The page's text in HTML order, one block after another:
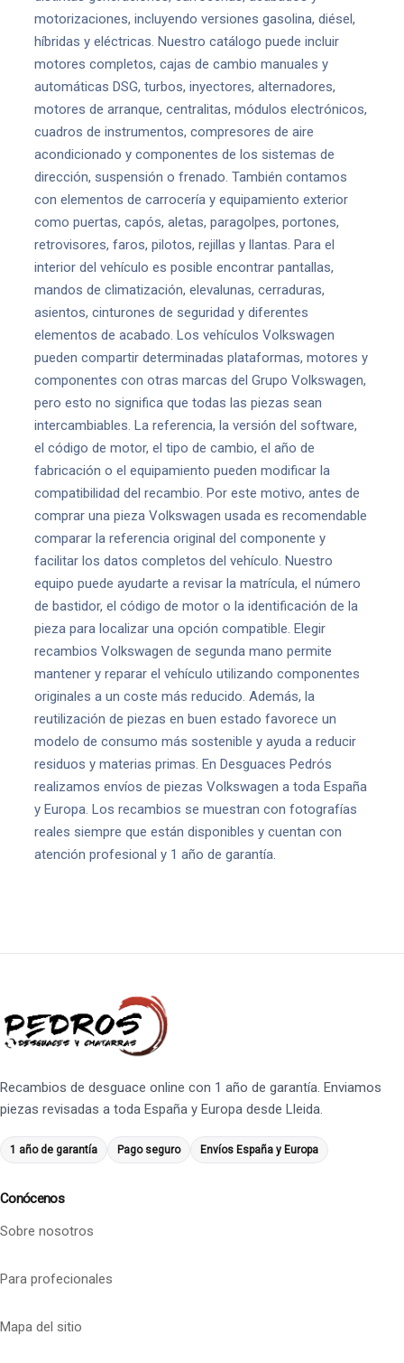
motorizaciones, incluyendo versiones gasolina, diésel,
híbridas y eléctricas. Nuestro catálogo puede incluir
motores completos, cajas de cambio manuales y
automáticas DSG, turbos, inyectores, alternadores,
motores de arranque, centralitas, módulos electrónicos,
cuadros de instrumentos, compresores de aire
acondicionado y componentes de los sistemas de
dirección, suspensión o frenado. También contamos
con elementos de carrocería y equipamiento exterior
como puertas, capós, aletas, paragolpes, portones,
retrovisores, faros, pilotos, rejillas y llantas. Para el
interior del vehículo es posible encontrar pantallas,
mandos de climatización, elevalunas, cerraduras,
asientos, cinturones de seguridad y diferentes
elementos de acabado. Los vehículos Volkswagen
pueden compartir determinadas plataformas, motores y
componentes con otras marcas del Grupo Volkswagen,
pero esto no significa que todas las piezas sean
intercambiables. La referencia, la versión del software,
el código de motor, el tipo de cambio, el año de
fabricación o el equipamiento pueden modificar la
compatibilidad del recambio. Por este motivo, antes de
comprar una pieza Volkswagen usada es recomendable
comparar la referencia original del componente y
facilitar los datos completos del vehículo. Nuestro
equipo puede ayudarte a revisar la matrícula, el número
de bastidor, el código de motor o la identificación de la
pieza para localizar una opción compatible. Elegir
recambios Volkswagen de segunda mano permite
mantener y reparar el vehículo utilizando componentes
originales a un coste más reducido. Además, la
reutilización de piezas en buen estado favorece un
modelo de consumo más sostenible y ayuda a reducir
residuos y materias primas. En Desguaces Pedrós
realizamos envíos de piezas Volkswagen a toda España
y Europa. Los recambios se muestran con fotografías
reales siempre que están disponibles y cuentan con
atención profesional y 1 año de garantía.
Recambios de desguace online con 1 año de garantía. Enviamos
piezas revisadas a toda España y Europa desde Lleida.
1 año de garantía Pago seguro Envíos España y Europa
Conócenos
Sobre nosotros
Para profecionales
Mapa del sitio